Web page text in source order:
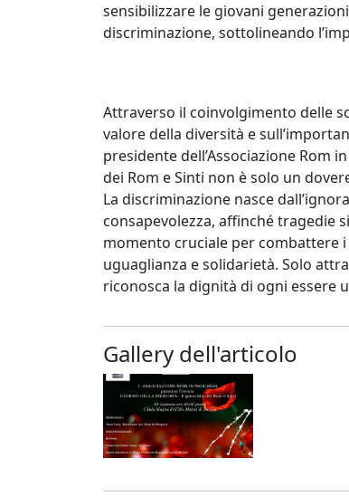
sensibilizzare le giovani
discriminazione, sottolineando
Attraverso il coinvolgimento delle
valore della diversità e
presidente dell’Associazione Rom
dei Rom e Sinti non è solo un
La discriminazione nasce
consapevolezza, affinché tragedie
momento cruciale per combattere
uguaglianza e solidarietà. Solo
riconosca la dignità di ogni essere
Gallery dell'articolo